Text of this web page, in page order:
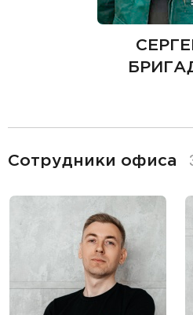
Сотрудники офиса